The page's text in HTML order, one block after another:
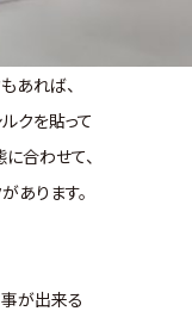
あれば、
クを貼って
合わせて、
あります。
が出来る